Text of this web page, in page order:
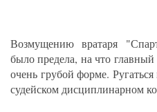
Возмущению вратаря
было предела, на что
очень грубой форме.
судейском дисциплинарном